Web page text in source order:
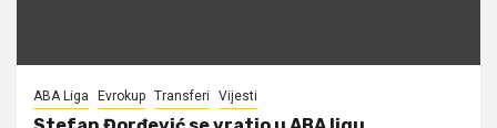
ABA Liga Evrokup Transferi Vijesti